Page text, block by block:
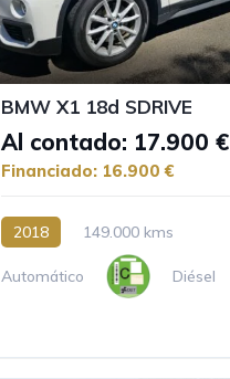
BMW X1 18d SDRIVE
Al contado: 17.900 €
Financiado: 16.900 €
2018 149.000 kms
Automático Diésel